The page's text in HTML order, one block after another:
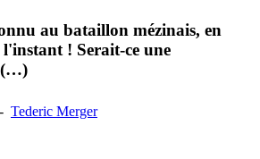
au bataillon mézinais, en
! Serait-ce une
(…)
- Tederic Merger